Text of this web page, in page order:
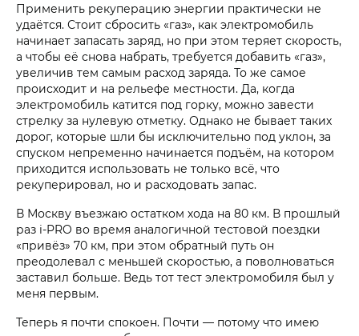
Применить рекуперацию энергии практически не
удаётся. Стоит сбросить «газ», как электромобиль
начинает запасать заряд, но при этом теряет скорость,
а чтобы её снова набрать, требуется добавить «газ»,
увеличив тем самым расход заряда. То же самое
происходит и на рельефе местности. Да, когда
электромобиль катится под горку, можно завести
стрелку за нулевую отметку. Однако не бывает таких
дорог, которые шли бы исключительно под уклон, за
спуском непременно начинается подъём, на котором
приходится использовать не только всё, что
рекуперировал, но и расходовать запас.
В Москву въезжаю остатком хода на 80 км. В прошлый
раз i‑PRO во время аналогичной тестовой поездки
«привёз» 70 км, при этом обратный путь он
преодолевал с меньшей скоростью, а поволноваться
заставил больше. Ведь тот тест электромобиля был у
меня первым.
Теперь я почти спокоен. Почти — потому что имею